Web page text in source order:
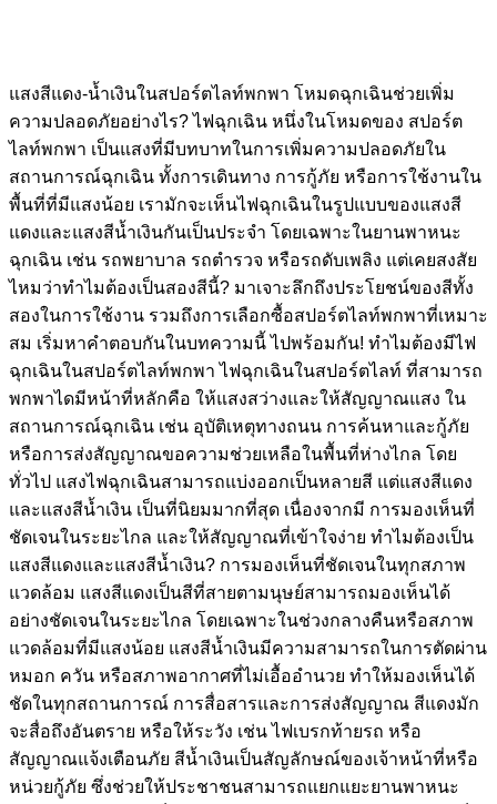
แสงสีแดง-น้ำเงินในสปอร์ตไลท์พกพา โหมดฉุกเฉินช่วยเพิ่ม
ความปลอดภัยอย่างไร? ไฟฉุกเฉิน หนึ่งในโหมดของ สปอร์ต
ไลท์พกพา เป็นแสงที่มีบทบาทในการเพิ่มความปลอดภัยใน
สถานการณ์ฉุกเฉิน ทั้งการเดินทาง การกู้ภัย หรือการใช้งานใน
พื้นที่ที่มีแสงน้อย เรามักจะเห็นไฟฉุกเฉินในรูปแบบของแสงสี
แดงและแสงสีน้ำเงินกันเป็นประจำ โดยเฉพาะในยานพาหนะ
ฉุกเฉิน เช่น รถพยาบาล รถตำรวจ หรือรถดับเพลิง แต่เคยสงสัย
ไหมว่าทำไมต้องเป็นสองสีนี้? มาเจาะลึกถึงประโยชน์ของสีทั้ง
สองในการใช้งาน รวมถึงการเลือกซื้อสปอร์ตไลท์พกพาที่เหมาะ
สม เริ่มหาคำตอบกันในบทความนี้ ไปพร้อมกัน! ทำไมต้องมีไฟ
ฉุกเฉินในสปอร์ตไลท์พกพา ไฟฉุกเฉินในสปอร์ตไลท์ ที่สามารถ
พกพาไดมีหน้าที่หลักคือ ให้แสงสว่างและให้สัญญาณแสง ใน
สถานการณ์ฉุกเฉิน เช่น อุบัติเหตุทางถนน การค้นหาและกู้ภัย
หรือการส่งสัญญาณขอความช่วยเหลือในพื้นที่ห่างไกล โดย
ทั่วไป แสงไฟฉุกเฉินสามารถแบ่งออกเป็นหลายสี แต่แสงสีแดง
และแสงสีน้ำเงิน เป็นที่นิยมมากที่สุด เนื่องจากมี การมองเห็นที่
ชัดเจนในระยะไกล และให้สัญญาณที่เข้าใจง่าย ทำไมต้องเป็น
แสงสีแดงและแสงสีน้ำเงิน? การมองเห็นที่ชัดเจนในทุกสภาพ
แวดล้อม แสงสีแดงเป็นสีที่สายตามนุษย์สามารถมองเห็นได้
อย่างชัดเจนในระยะไกล โดยเฉพาะในช่วงกลางคืนหรือสภาพ
แวดล้อมที่มีแสงน้อย แสงสีน้ำเงินมีความสามารถในการตัดผ่าน
หมอก ควัน หรือสภาพอากาศที่ไม่เอื้ออำนวย ทำให้มองเห็นได้
ชัดในทุกสถานการณ์ การสื่อสารและการส่งสัญญาณ สีแดงมัก
จะสื่อถึงอันตราย หรือให้ระวัง เช่น ไฟเบรกท้ายรถ หรือ
สัญญาณแจ้งเตือนภัย สีน้ำเงินเป็นสัญลักษณ์ของเจ้าหน้าที่หรือ
หน่วยกู้ภัย ซึ่งช่วยให้ประชาชนสามารถแยกแยะยานพาหนะ